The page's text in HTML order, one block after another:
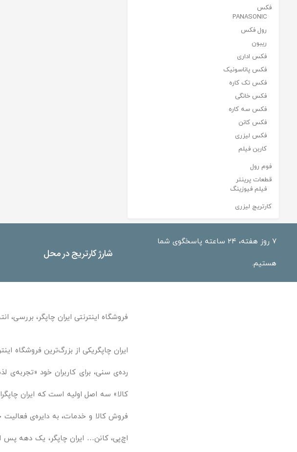
فکس
PANASONIC
رول فکس
ریبون
فکس اداری
فکس پاناسونیک
فکس تک کاره
فکس خانگی
فکس سه کاره
فکس کانن
فکس لیزری
کاربن فیلم
فوم رول
قطعات پرینتر
فیلم فیوزینگ
کارتریج لیزری
۷ روز هفته، ۲۴ ساعته پاسخگوی شما
هستیم.
شارژ کارتریج در محل
فروشگاه اینترنتی ایران چاپگر، بررسی،
ایران چاپگریکی از بزرگ‌ترین فروشگاه
رده‌ی سنی، برای کاربران خود
کالا» سه اصل اولیه است که ایران
فروش کالا و خدمات، به دایره‌ی
اچ‌پی، کانن… ایران چاپگر، یک دهه پس